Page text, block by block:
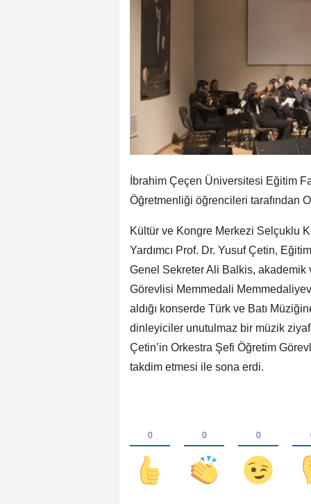
İbrahim Çeçen Üniversitesi Eğitim
Öğretmenliği öğrencileri tarafından
Kültür ve Kongre Merkezi Selçuklu
Yardımcı Prof. Dr. Yusuf Çetin,
Genel Sekreter Ali Balkis, akademik
Görevlisi Memmedali
aldığı konserde Türk ve Batı
dinleyiciler unutulmaz bir müzik
Çetin’in Orkestra Şefi Öğretim
takdim etmesi ile sona erdi.